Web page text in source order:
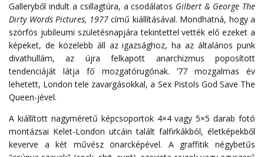
Galleryből indult a csillagtúra, a csodálatos Gilbert & George The
Dirty Words Pictures, 1977című kiállításával. Mondhatná, hogy a
szörfös jubileumi születésnapjára tekintettel vették elő ezeket a
képeket, de közelebb áll az igazsághoz, ha az általános punk
divathullám, az újra felkapott anarchizmus poposított
tendenciáját látja fő mozgatórugónak. ’77 mozgalmas év
lehetett, London tele zavargásokkal, a Sex Pistols God Save The
Queen-jével.
A kiállított nagyméretű képcsoportok 4×4 vagy 5×5 darab fotó
montázsai Kelet-London utcáin talált falfirkákból, életképekből
keverve a két művész önarcképével. A graffitik négybetűs